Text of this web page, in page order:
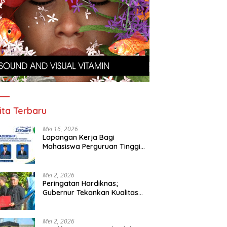
Terbaru
Mei 16, 2026
Lapangan Kerja Bagi
Mahasiswa Perguruan Tinggi
Mei 2, 2026
Peringatan Hardiknas;
Gubernur Tekankan Kualitas
Mei 2, 2026